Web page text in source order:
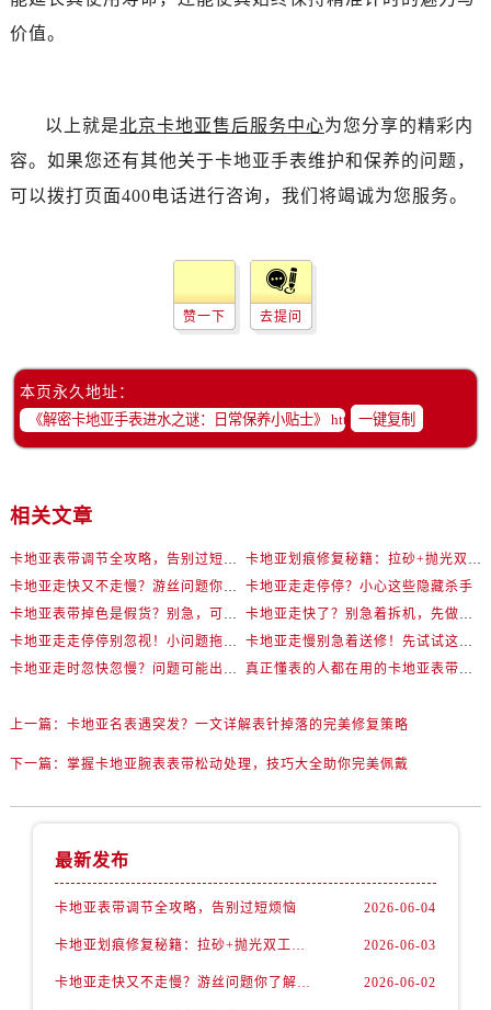
价值。
以上就是北京卡地亚售后服务中心为您分享的精彩内
容。如果您还有其他关于卡地亚手表维护和保养的问题，
可以拨打页面400电话进行咨询，我们将竭诚为您服务。
赞一下 去提问
本页永久地址：
一键复制
相关文章
卡地亚走走停停？小心这些隐藏杀手
上一篇： 卡地亚名表遇突发？一文详解表针掉落的完美修复策略
下一篇： 掌握卡地亚腕表表带松动处理，技巧大全助你完美佩戴
最新发布
卡地亚表带调节全攻略，告别过短烦恼 2026-06-04
2026-06-03
2026-06-02